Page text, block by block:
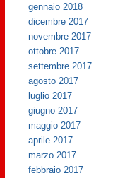
gennaio 2018
dicembre 2017
novembre 2017
ottobre 2017
settembre 2017
agosto 2017
luglio 2017
giugno 2017
maggio 2017
aprile 2017
marzo 2017
febbraio 2017